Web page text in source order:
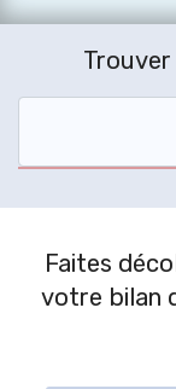
Faites
votre bilan